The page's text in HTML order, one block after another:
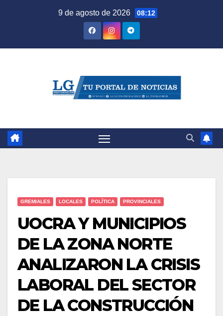
9 de agosto de 2026 08:12
GREMIALES LOCALES POLÍTICA PROVINCIALES
UOCRA Y MUNICIPIOS
DE LA ZONA NORTE
ANALIZARON LA CRISIS
LABORAL DEL SECTOR
DE LA CONSTRUCCIÓN